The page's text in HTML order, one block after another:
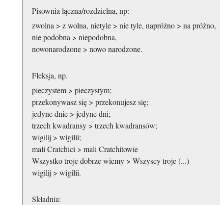
Pisownia łączna/rozdzielna, np:
zwolna > z wolna, nietyle > nie tyle, napróżno > na próżno,
nie podobna > niepodobna,
nowonarodzone > nowo narodzone.
Fleksja, np.
pieczystem > pieczystym;
przekonywasz się > przekonujesz się;
jedyne dnie > jedyne dni;
trzech kwadransy > trzech kwadransów;
wigilij > wigilii;
mali Cratchici > mali Cratchitowie
Wszystko troje dobrze wiemy > Wszyscy troje (...)
wigilij > wigilii.
Składnia: